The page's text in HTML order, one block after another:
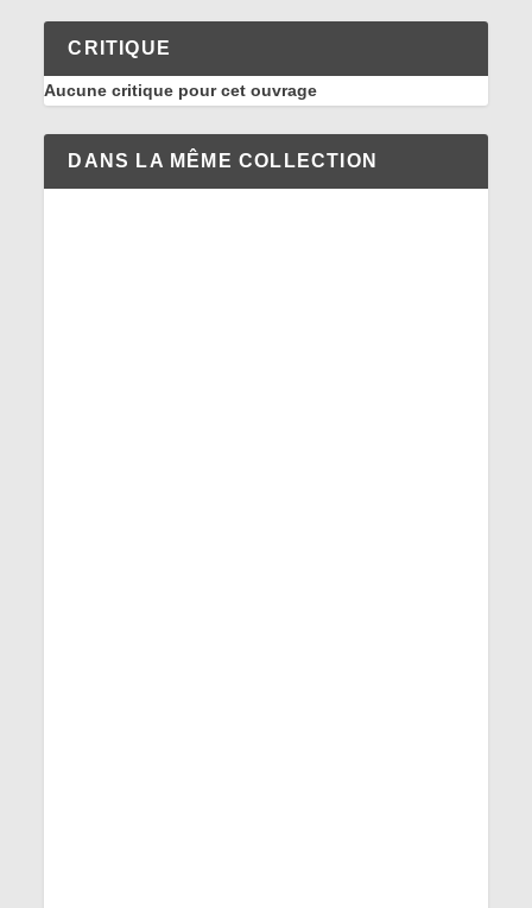
CRITIQUE
Aucune critique pour cet ouvrage
DANS LA MÊME COLLECTION